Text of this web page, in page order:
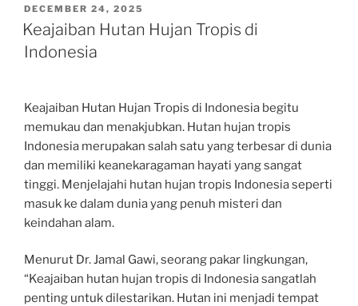
POSTED
ON
DECEMBER 24, 2025
Keajaiban Hutan Hujan Tropis di
Indonesia
Keajaiban Hutan Hujan Tropis di Indonesia begitu
memukau dan menakjubkan. Hutan hujan tropis
Indonesia merupakan salah satu yang terbesar di dunia
dan memiliki keanekaragaman hayati yang sangat
tinggi. Menjelajahi hutan hujan tropis Indonesia seperti
masuk ke dalam dunia yang penuh misteri dan
keindahan alam.
Menurut Dr. Jamal Gawi, seorang pakar lingkungan,
“Keajaiban hutan hujan tropis di Indonesia sangatlah
penting untuk dilestarikan. Hutan ini menjadi tempat